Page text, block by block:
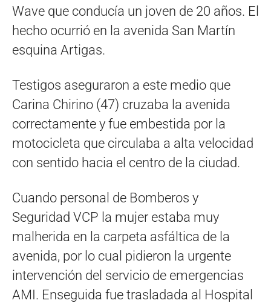
Wave que conducía un joven de 20 años. El
hecho ocurrió en la avenida San Martín
esquina Artigas.
Testigos aseguraron a este medio que
Carina Chirino (47) cruzaba la avenida
correctamente y fue embestida por la
motocicleta que circulaba a alta velocidad
con sentido hacia el centro de la ciudad.
Cuando personal de Bomberos y
Seguridad VCP la mujer estaba muy
malherida en la carpeta asfáltica de la
avenida, por lo cual pidieron la urgente
intervención del servicio de emergencias
AMI. Enseguida fue trasladada al Hospital